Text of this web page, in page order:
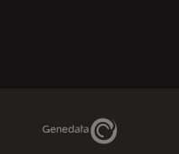
Genedata Link